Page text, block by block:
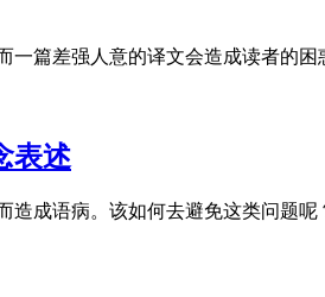
篇差强人意的译文会造成读者的困
表述
造成语病。该如何去避免这类问题呢